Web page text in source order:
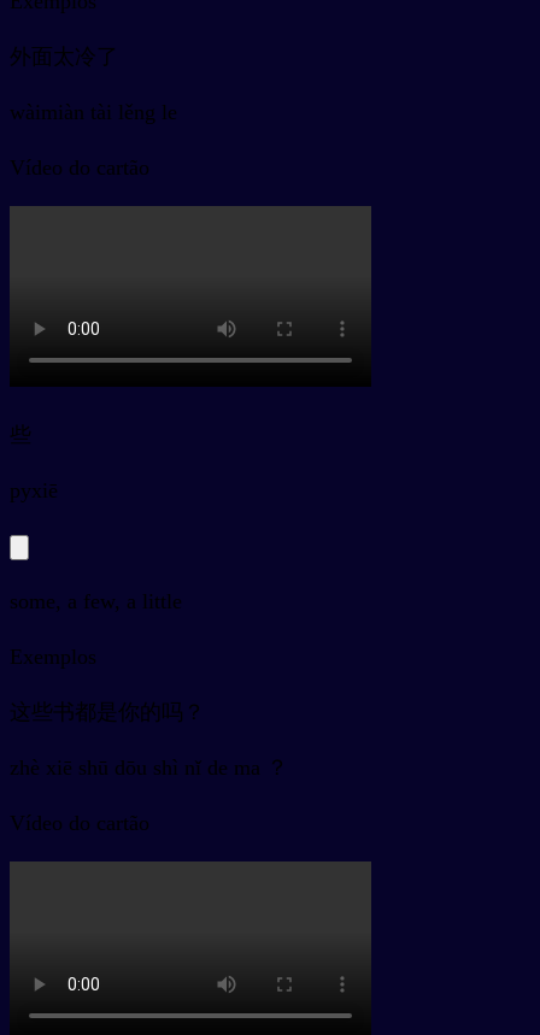
外面太冷了
wàimiàn tài lěng le
Vídeo do cartão
些
pyxiē
some, a few, a little
Exemplos
这些书都是你的吗？
zhè xiē shū dōu shì nǐ de ma ？
Vídeo do cartão